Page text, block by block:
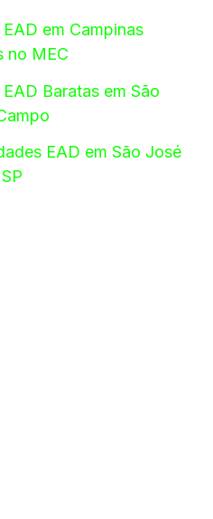
em Campinas
no MEC
Baratas em São
EAD em São José